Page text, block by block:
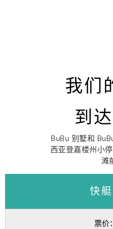
我们
到
BuBu 别墅和
西亚登嘉楼州小
滩
快
票价